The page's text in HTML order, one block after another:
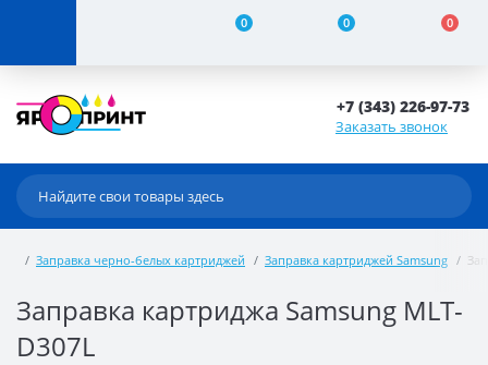
0 0 0
+7 (343) 226-97-73
Заказать звонок
Заправка черно-белых картриджей Заправка картриджей Samsung
Заправка картриджа Samsung MLT-
D307L